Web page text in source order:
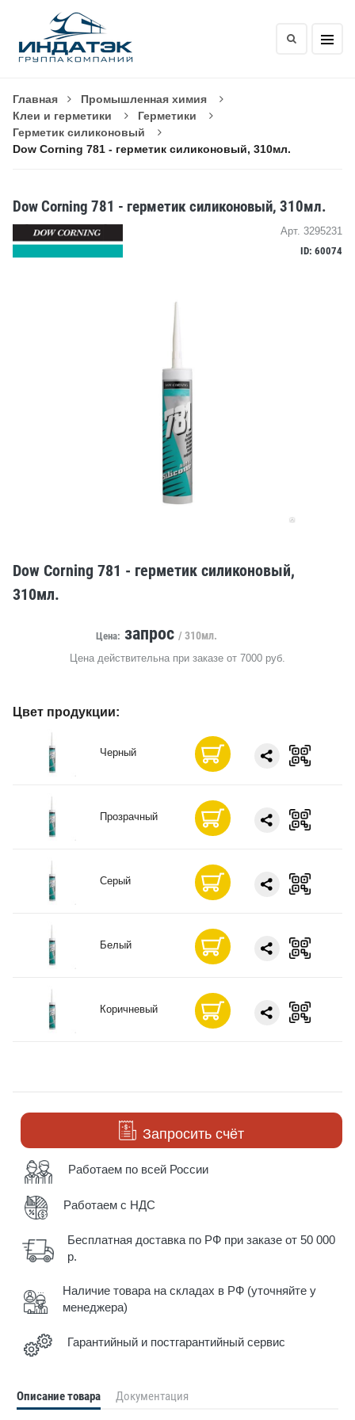
Главная
Промышленная химия
Клеи и герметики
Герметики
Герметик силиконовый
Dow Corning 781 - герметик силиконовый, 310мл.
Dow Corning 781 - герметик силиконовый, 310мл.
Арт. 3295231
ID: 60074
Dow Corning 781 - герметик силиконовый,
310мл.
Цена: запрос / 310мл.
Цена действительна при заказе от 7000 руб.
Цвет продукции:
Черный
Прозрачный
Серый
Белый
Коричневый
Запросить счёт
Работаем по всей России
Работаем с НДС
Бесплатная доставка по РФ при заказе от 50 000
р.
Наличие товара на складах в РФ (уточняйте у
менеджера)
Гарантийный и постгарантийный сервис
Описание товара Документация